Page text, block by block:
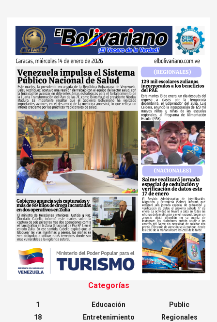
Categorías
1
18
Educación
Entretenimiento
Public
Regionales